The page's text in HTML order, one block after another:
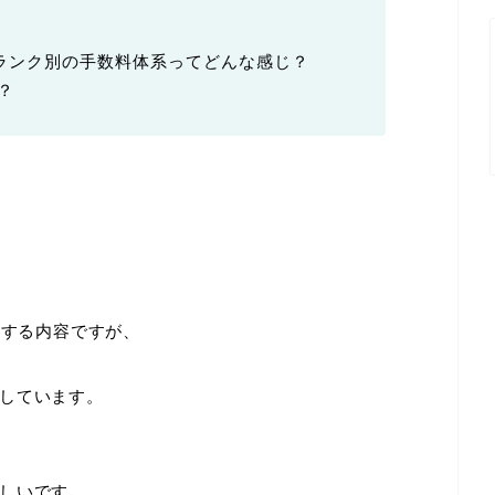
ク別の手数料体系ってどんな感じ？
る内容ですが、
ています。